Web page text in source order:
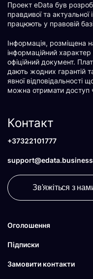
Проект eData був
правдивої та
працюють у правовій
Інформація, розміщена
інформаційний
офіційний документ.
дають жодних гарантій
явної відповідальності
можна отримати доступ
Оголошення
Підписки
Замовити контакти
Контакт
+37322101777
support@edata.business
Зв'яжіться з